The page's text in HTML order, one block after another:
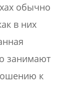
обычно
в них
занимают
к